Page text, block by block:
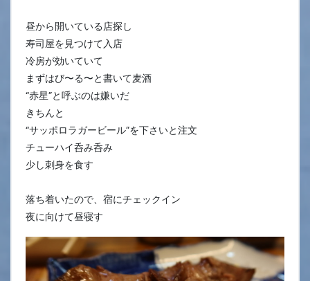
昼から開いている店探し
寿司屋を見つけて入店
冷房が効いていて
まずはび〜る〜と書いて麦酒
“赤星”と呼ぶのは嫌いだ
きちんと
“サッポロラガービール”を下さいと注文
チューハイ呑み呑み
少し刺身を食す
落ち着いたので、宿にチェックイン
夜に向けて昼寝す